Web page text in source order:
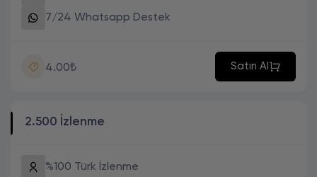
7/24 Whatsapp Destek
4.00₺ Satın Al
2.500 İzlenme
%100 Türk İzlenme